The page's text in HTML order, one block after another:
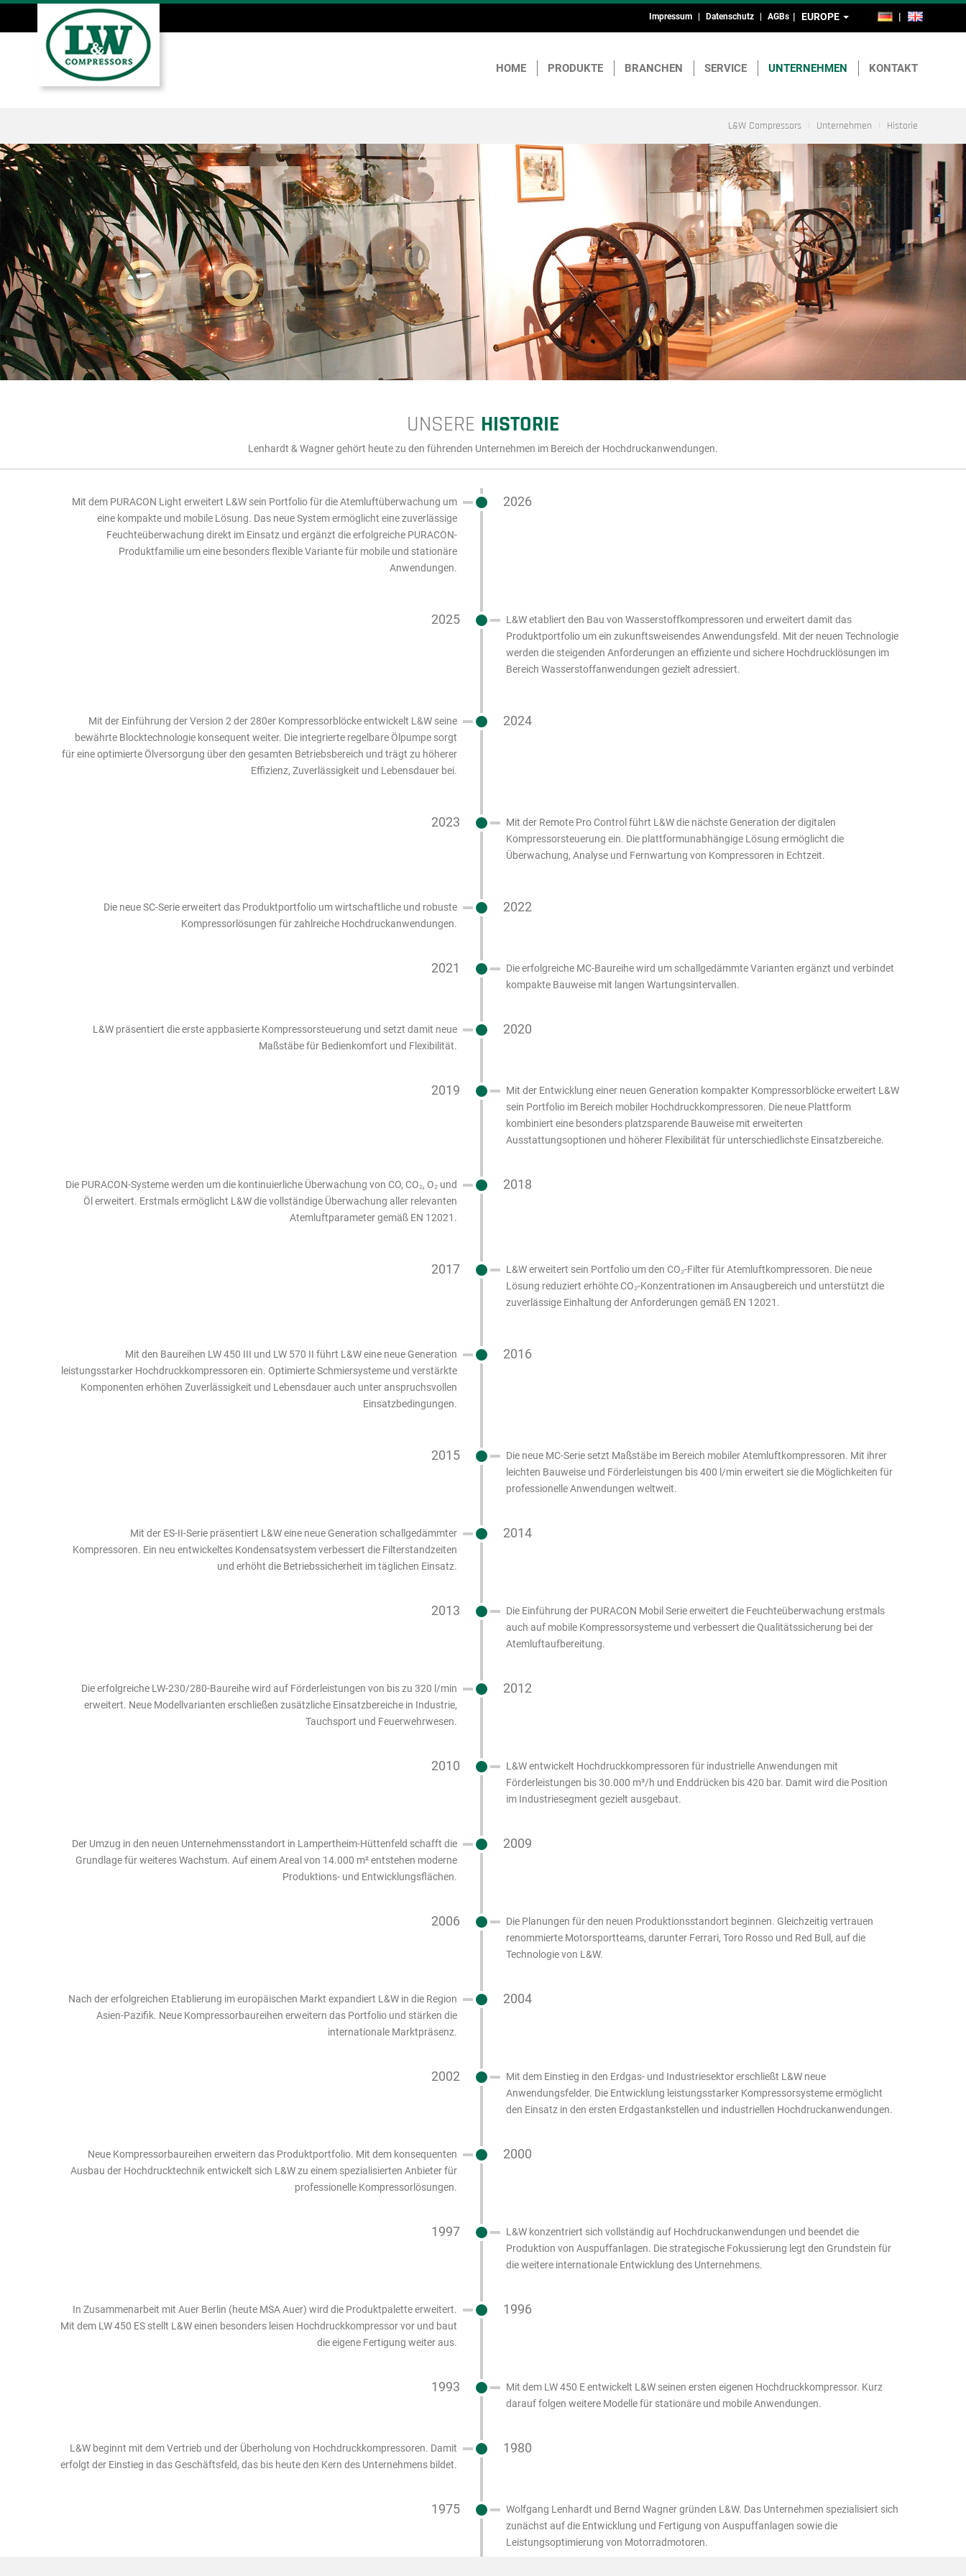
DE EN
EUROPE
Kopf-
Fußmenü
Impressum Datenschutz AGBs
Hauptmenü HOME PRODUKTE BRANCHEN SERVICE UNTERNEHMEN KONTAKT
L&W Compressors Unternehmen Historie
UNSERE HISTORIE
Lenhardt & Wagner gehört heute zu den führenden Unternehmen im Bereich der Hochdruckanwendungen.
Mit dem PURACON Light erweitert L&W sein Portfolio für die Atemluftüberwachung um
eine kompakte und mobile Lösung. Das neue System ermöglicht eine zuverlässige
Feuchteüberwachung direkt im Einsatz und ergänzt die erfolgreiche PURACON-
Produktfamilie um eine besonders flexible Variante für mobile und stationäre
Anwendungen.
2026
L&W etabliert den Bau von Wasserstoffkompressoren und erweitert damit das
Produktportfolio um ein zukunftsweisendes Anwendungsfeld. Mit der neuen Technologie
werden die steigenden Anforderungen an effiziente und sichere Hochdrucklösungen im
Bereich Wasserstoffanwendungen gezielt adressiert.
2025
Mit der Einführung der Version 2 der 280er Kompressorblöcke entwickelt L&W seine
bewährte Blocktechnologie konsequent weiter. Die integrierte regelbare Ölpumpe sorgt
für eine optimierte Ölversorgung über den gesamten Betriebsbereich und trägt zu höherer
Effizienz, Zuverlässigkeit und Lebensdauer bei.
2024
Mit der Remote Pro Control führt L&W die nächste Generation der digitalen
Kompressorsteuerung ein. Die plattformunabhängige Lösung ermöglicht die
Überwachung, Analyse und Fernwartung von Kompressoren in Echtzeit.
2023
Die neue SC-Serie erweitert das Produktportfolio um wirtschaftliche und robuste
Kompressorlösungen für zahlreiche Hochdruckanwendungen.
2022
Die erfolgreiche MC-Baureihe wird um schallgedämmte Varianten ergänzt und verbindet
kompakte Bauweise mit langen Wartungsintervallen.
2021
L&W präsentiert die erste appbasierte Kompressorsteuerung und setzt damit neue
Maßstäbe für Bedienkomfort und Flexibilität.
2020
Mit der Entwicklung einer neuen Generation kompakter Kompressorblöcke erweitert L&W
sein Portfolio im Bereich mobiler Hochdruckkompressoren. Die neue Plattform
kombiniert eine besonders platzsparende Bauweise mit erweiterten
Ausstattungsoptionen und höherer Flexibilität für unterschiedlichste Einsatzbereiche.
2019
Die PURACON-Systeme werden um die kontinuierliche Überwachung von CO, CO₂, O₂ und
Öl erweitert. Erstmals ermöglicht L&W die vollständige Überwachung aller relevanten
Atemluftparameter gemäß EN 12021.
2018
L&W erweitert sein Portfolio um den CO₂-Filter für Atemluftkompressoren. Die neue
Lösung reduziert erhöhte CO₂-Konzentrationen im Ansaugbereich und unterstützt die
zuverlässige Einhaltung der Anforderungen gemäß EN 12021.
2017
Mit den Baureihen LW 450 III und LW 570 II führt L&W eine neue Generation
leistungsstarker Hochdruckkompressoren ein. Optimierte Schmiersysteme und verstärkte
Komponenten erhöhen Zuverlässigkeit und Lebensdauer auch unter anspruchsvollen
Einsatzbedingungen.
2016
Die neue MC-Serie setzt Maßstäbe im Bereich mobiler Atemluftkompressoren. Mit ihrer
leichten Bauweise und Förderleistungen bis 400 l/min erweitert sie die Möglichkeiten für
professionelle Anwendungen weltweit.
2015
Mit der ES-II-Serie präsentiert L&W eine neue Generation schallgedämmter
Kompressoren. Ein neu entwickeltes Kondensatsystem verbessert die Filterstandzeiten
und erhöht die Betriebssicherheit im täglichen Einsatz.
2014
Die Einführung der PURACON Mobil Serie erweitert die Feuchteüberwachung erstmals
auch auf mobile Kompressorsysteme und verbessert die Qualitätssicherung bei der
Atemluftaufbereitung.
2013
Die erfolgreiche LW-230/280-Baureihe wird auf Förderleistungen von bis zu 320 l/min
erweitert. Neue Modellvarianten erschließen zusätzliche Einsatzbereiche in Industrie,
Tauchsport und Feuerwehrwesen.
2012
L&W entwickelt Hochdruckkompressoren für industrielle Anwendungen mit
Förderleistungen bis 30.000 m³/h und Enddrücken bis 420 bar. Damit wird die Position
im Industriesegment gezielt ausgebaut.
2010
Der Umzug in den neuen Unternehmensstandort in Lampertheim-Hüttenfeld schafft die
Grundlage für weiteres Wachstum. Auf einem Areal von 14.000 m² entstehen moderne
Produktions- und Entwicklungsflächen.
2009
Die Planungen für den neuen Produktionsstandort beginnen. Gleichzeitig vertrauen
renommierte Motorsportteams, darunter Ferrari, Toro Rosso und Red Bull, auf die
Technologie von L&W.
2006
Nach der erfolgreichen Etablierung im europäischen Markt expandiert L&W in die Region
Asien-Pazifik. Neue Kompressorbaureihen erweitern das Portfolio und stärken die
internationale Marktpräsenz.
2004
Mit dem Einstieg in den Erdgas- und Industriesektor erschließt L&W neue
Anwendungsfelder. Die Entwicklung leistungsstarker Kompressorsysteme ermöglicht
den Einsatz in den ersten Erdgastankstellen und industriellen Hochdruckanwendungen.
2002
Neue Kompressorbaureihen erweitern das Produktportfolio. Mit dem konsequenten
Ausbau der Hochdrucktechnik entwickelt sich L&W zu einem spezialisierten Anbieter für
professionelle Kompressorlösungen.
2000
L&W konzentriert sich vollständig auf Hochdruckanwendungen und beendet die
Produktion von Auspuffanlagen. Die strategische Fokussierung legt den Grundstein für
die weitere internationale Entwicklung des Unternehmens.
1997
In Zusammenarbeit mit Auer Berlin (heute MSA Auer) wird die Produktpalette erweitert.
Mit dem LW 450 ES stellt L&W einen besonders leisen Hochdruckkompressor vor und baut
die eigene Fertigung weiter aus.
1996
Mit dem LW 450 E entwickelt L&W seinen ersten eigenen Hochdruckkompressor. Kurz
darauf folgen weitere Modelle für stationäre und mobile Anwendungen.
1993
L&W beginnt mit dem Vertrieb und der Überholung von Hochdruckkompressoren. Damit
erfolgt der Einstieg in das Geschäftsfeld, das bis heute den Kern des Unternehmens bildet.
1980
Wolfgang Lenhardt und Bernd Wagner gründen L&W. Das Unternehmen spezialisiert sich
zunächst auf die Entwicklung und Fertigung von Auspuffanlagen sowie die
Leistungsoptimierung von Motorradmotoren.
1975